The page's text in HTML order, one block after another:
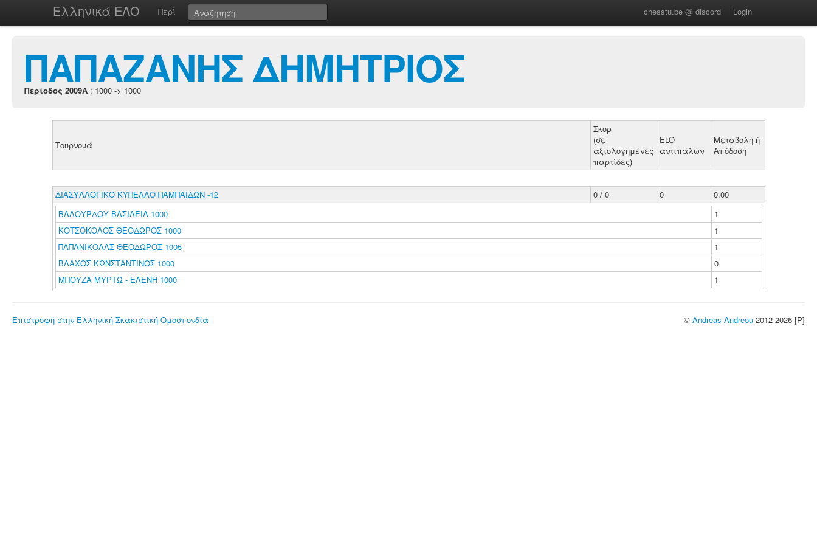
Ελληνικά ΕΛΟ Περί chesstu.be @ discord Login
ΠΑΠΑΖΑΝΗΣ ΔΗΜΗΤΡΙΟΣ
Περίοδος 2009A : 1000 -> 1000
Τουρνουά
Σκορ
(σε
αξιολογημένες
παρτίδες)
ELO
αντιπάλων
Μεταβολή ή
Απόδοση
ΔΙΑΣΥΛΛΟΓΙΚΟ ΚΥΠΕΛΛΟ ΠΑΜΠΑΙΔΩΝ -12 0 / 0 0
0.00
ΒΑΛΟΥΡΔΟΥ ΒΑΣΙΛΕΙΑ 1000
1
ΚΟΤΣΟΚΟΛΟΣ ΘΕΟΔΩΡΟΣ 1000
1
ΠΑΠΑΝΙΚΟΛΑΣ ΘΕΟΔΩΡΟΣ 1005
1
ΒΛΑΧΟΣ ΚΩΝΣΤΑΝΤΙΝΟΣ 1000
0
ΜΠΟΥΖΑ ΜΥΡΤΩ - ΕΛΕΝΗ 1000
1
Επιστροφή στην Ελληνική Σκακιστική Ομοσπονδία © Andreas Andreou 2012-2026 [P]